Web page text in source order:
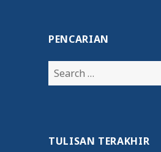
PENCARIAN
Search
for:
TULISAN TERAKHIR